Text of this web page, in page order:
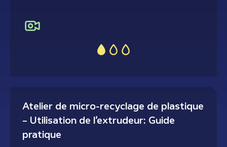
Atelier de micro-recyclage de plastique
– Utilisation de l’extrudeur: Guide
pratique